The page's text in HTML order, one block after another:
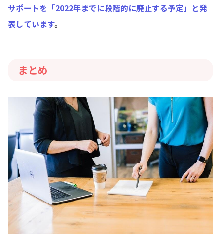
サポートを「2022年までに段階的に廃止する予定」と発
表しています。
まとめ